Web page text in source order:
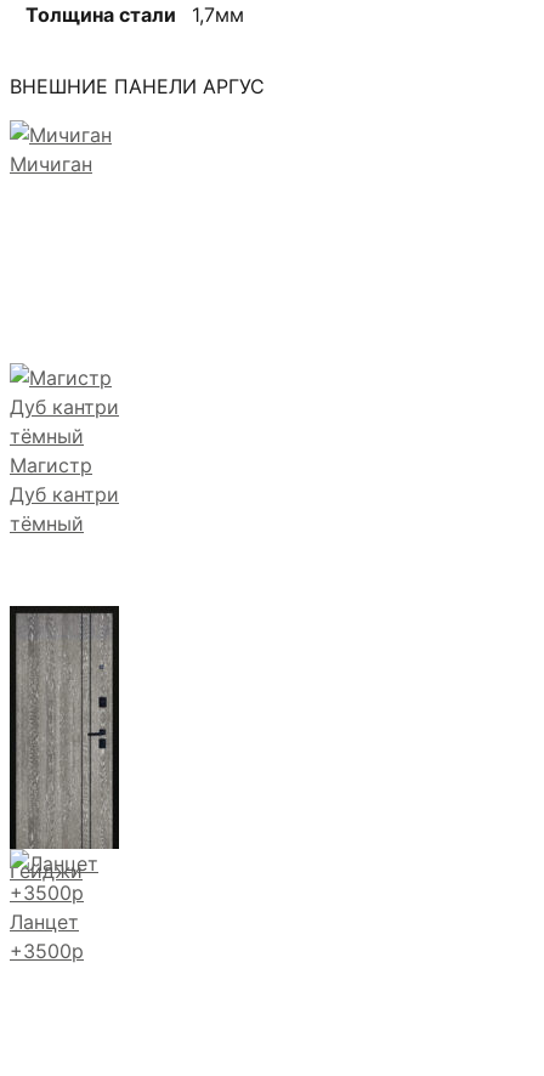
Толщина стали 1,7мм
ВНЕШНИЕ ПАНЕЛИ АРГУС
Мичиган
Магистр
Дуб кантри
тёмный
Гейджи
Ланцет
+3500р